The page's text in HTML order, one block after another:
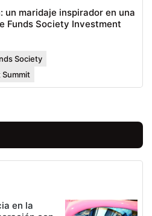
un maridaje inspirador en una
Funds Society Investment
Society
en la